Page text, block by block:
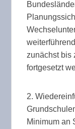
zunächst bis
fortgesetzt
2.
Minimum an